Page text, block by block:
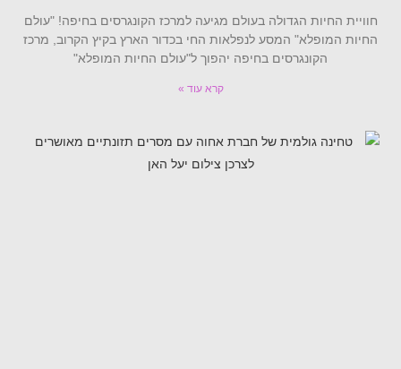
חוויית החיות הגדולה בעולם מגיעה למרכז הקונגרסים בחיפה! "עולם
החיות המופלא" המסע לנפלאות החי בכדור הארץ בקיץ הקרוב, מרכז
הקונגרסים בחיפה יהפוך ל"עולם החיות המופלא"
קרא עוד »